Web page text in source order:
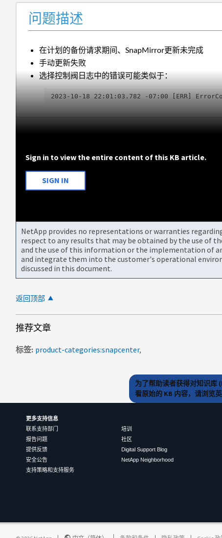
问题描述
在计划的备份请求期间、SnapMirror更新未完成
手动更新失败
选择控制阀日志中的错误可能类似于：
2023-10-18 22:01:03.782 -07:00 [ERR]
Sign in to view the entire content of this KB article.
SIGN IN
NetApp provides no representations or warranties
respect to any results that may be obtained by the use of
and the use of this information or the implementation of
and integrate them into the customer's operational
discussed in this document.
返回顶部
推荐文章
标签 product-categories:snapcenter
为了帮助读者获得对知识库
看原始的 KB 内容，请浏览
更多支持信息
联系支持部门
报告问题
提供反馈
安全公告
支持策略和支持服务
培训
社区
Digital Support Blog
NetApp Neighborhood